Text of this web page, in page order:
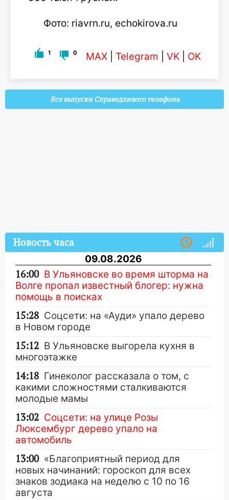
Фото: riavrn.ru, echokirova.ru
1 0 MAX Telegram VK OK
Все выпуски Справедливого телефона
Новость часа
09.08.2026
16:00 В Ульяновске во время шторма на
Волге пропал известный блогер: нужна
помощь в поисках
15:28 Соцсети: на «Ауди» упало дерево
в Новом городе
15:12 В Ульяновске выгорела кухня в
многоэтажке
14:18 Гинеколог рассказала о том, с
какими сложностями сталкиваются
молодые мамы
13:02 Соцсети: на улице Розы
Люксембург дерево упало на
автомобиль
13:00 «Благоприятный период для
новых начинаний: гороскоп для всех
знаков зодиака на неделю с 10 по 16
августа